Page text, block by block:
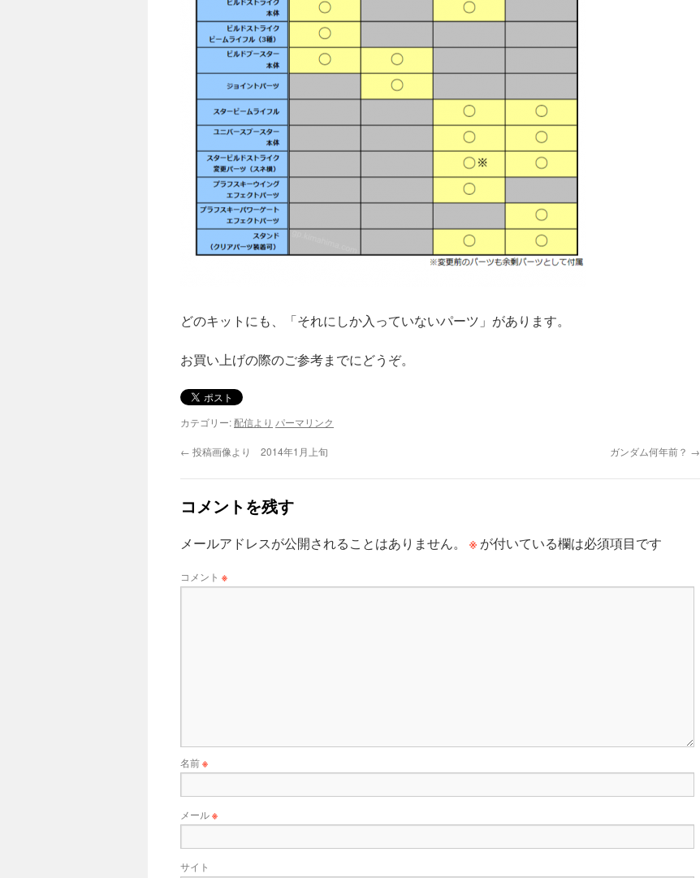
どのキットにも、「それにしか入っていないパーツ」があります。
お買い上げの際のご参考までにどうぞ。
カテゴリー:配信より パーマリンク
← 投稿画像より 2014年1月上旬 ガンダム何年前？ →
コメントを残す
メールアドレスが公開されることはありません。 ※ が付いている欄は必須項目です
コメント ※
名前※
メール※
サイト